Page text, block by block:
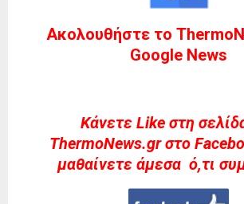
Ακολουθήστε το
Google News
Kάνετε Like στη
ThermoNews.gr στο
μαθαίνετε άμεσα ό,τι